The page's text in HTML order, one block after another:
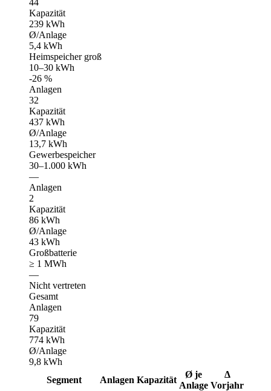
Kapazität
239 kWh
Ø/Anlage
5,4 kWh
Heimspeicher groß
10–30 kWh
-26 %
Anlagen
32
Kapazität
437 kWh
Ø/Anlage
13,7 kWh
Gewerbespeicher
30–1.000 kWh
—
Anlagen
2
Kapazität
86 kWh
Ø/Anlage
43 kWh
Großbatterie
≥ 1 MWh
—
Nicht vertreten
Gesamt
Anlagen
79
Kapazität
774 kWh
Ø/Anlage
9,8 kWh
Segment
Anlagen Kapazität
Ø je
Anlage
Δ
Vorjahr